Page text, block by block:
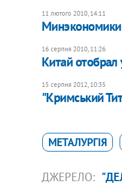
11 лютого 2010, 14:11
Минэкономики
16 серпня 2010, 11:26
Китай
15 серпня 2012, 10:35
"Кримський
МЕТАЛУРГІЯ
ДЖЕРЕЛО: